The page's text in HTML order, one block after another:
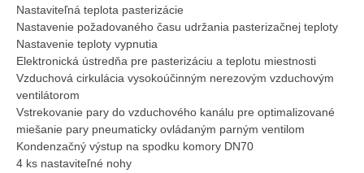
Nastaviteľná teplota pasterizácie
Nastavenie požadovaného času udržania pasterizačnej teploty
Nastavenie teploty vypnutia
Elektronická ústredňa pre pasterizáciu a teplotu miestnosti
Vzduchová cirkulácia vysokoúčinným nerezovým vzduchovým
ventilátorom
Vstrekovanie pary do vzduchového kanálu pre optimalizované
miešanie pary pneumaticky ovládaným parným ventilom
Kondenzačný výstup na spodku komory DN70
4 ks nastaviteľné nohy